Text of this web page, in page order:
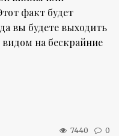
факт будет
вы будете выходить
на бескрайние
7440 0